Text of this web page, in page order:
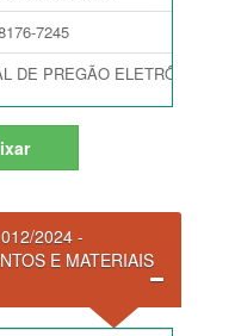
7245
DE PREGÃO ELETRÔNICO
2024 -
E MATERIAIS